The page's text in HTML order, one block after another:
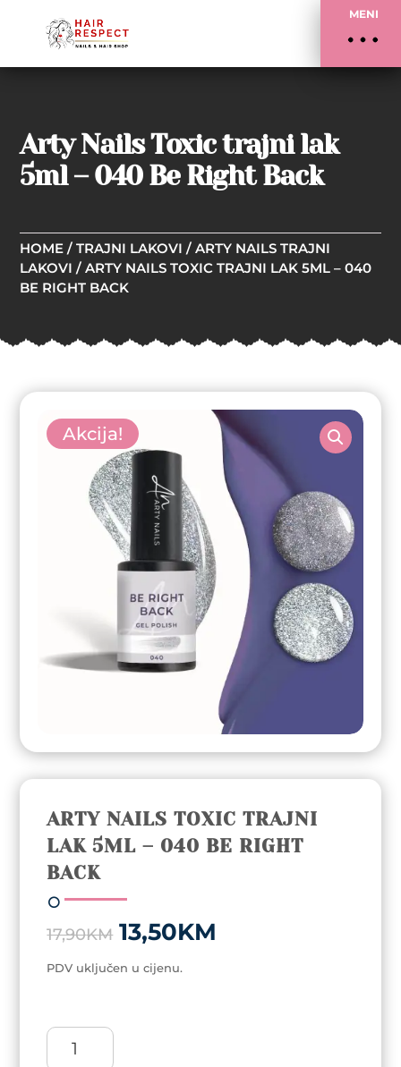
MENI
Arty Nails Toxic trajni lak
5ml – 040 Be Right Back
HOME /TRAJNI LAKOVI /ARTY NAILS TRAJNI
LAKOVI / ARTY NAILS TOXIC TRAJNI LAK 5ML – 040
BE RIGHT BACK
Akcija!
ARTY NAILS TOXIC TRAJNI
LAK 5ML – 040 BE RIGHT
BACK
17,90KM Original
price
was:
13,50KM
PDV uključen u cijenu.
Arty
Nails